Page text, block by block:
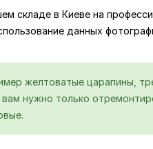
складе в Киеве на
данных
желтоватые царапины,
нужно только